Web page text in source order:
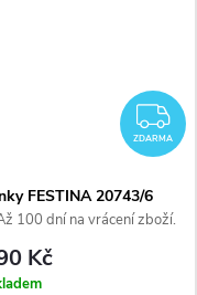
ZDARMA
FESTINA 20743/6
100 dní na vrácení zboží.
prodejce.
Kč